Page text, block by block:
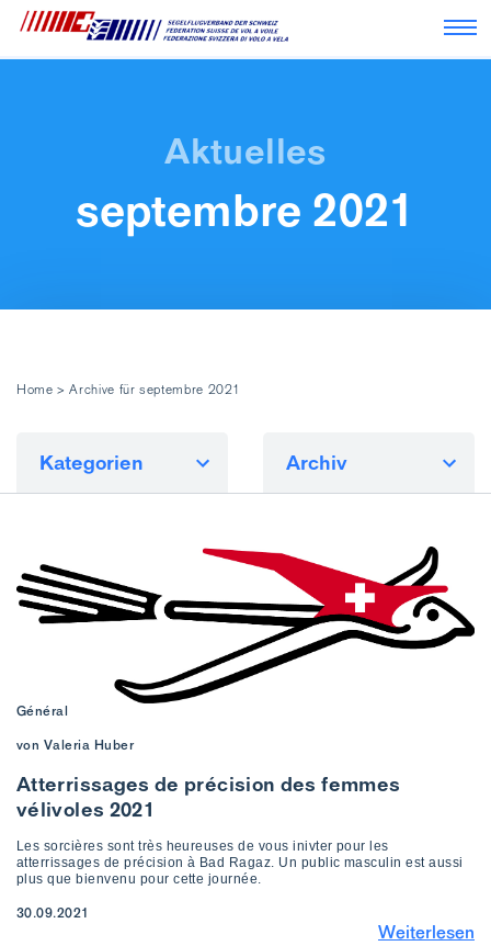
septembre 2021
Home >Archive für septembre 2021
Kategorien Archiv
Général
von Valeria Huber
Atterrissages de précision des femmes
vélivoles 2021
Les sorcières sont très heureuses de vous inivter pour les
atterrissages de précision à Bad Ragaz. Un public masculin est aussi
plus que bienvenu pour cette journée.
30.09.2021
Weiterlesen